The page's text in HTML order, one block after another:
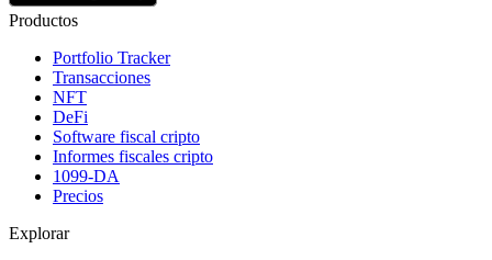
Productos
Portfolio Tracker
Transacciones
NFT
DeFi
Software fiscal cripto
Informes fiscales cripto
1099-DA
Precios
Explorar